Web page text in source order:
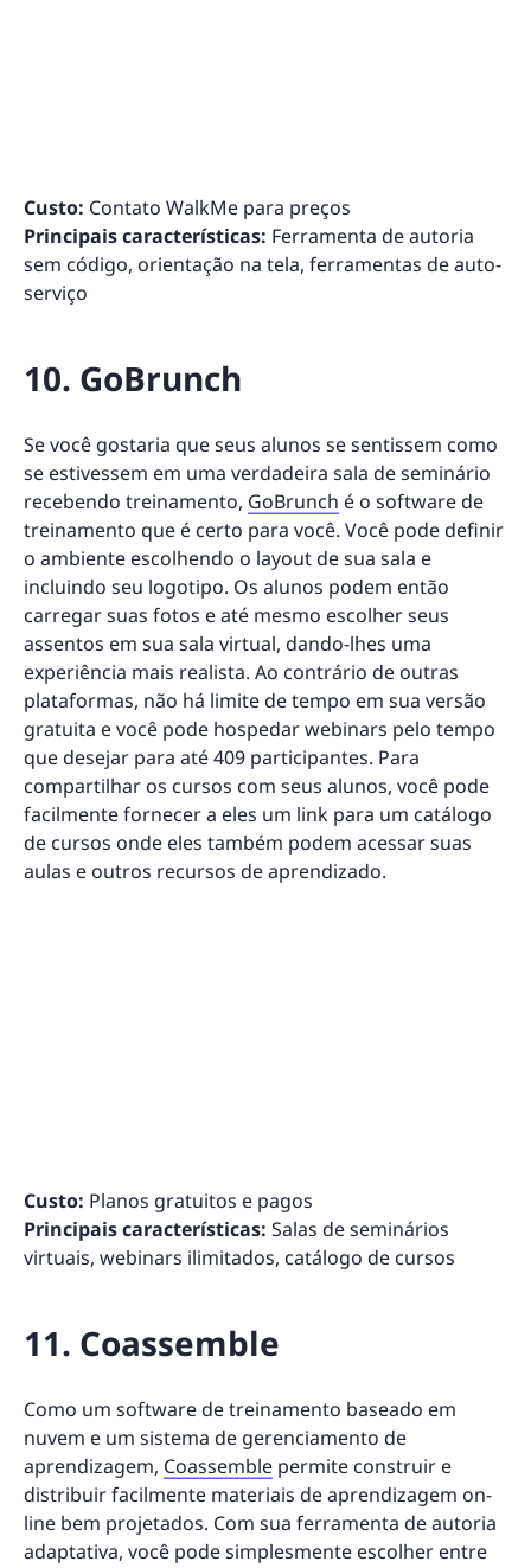
Custo: Contato WalkMe para preços
Principais características: Ferramenta de autoria
sem código, orientação na tela, ferramentas de auto-
serviço
10. GoBrunch
Se você gostaria que seus alunos se sentissem como
se estivessem em uma verdadeira sala de seminário
recebendo treinamento, GoBrunch é o software de
treinamento que é certo para você. Você pode definir
o ambiente escolhendo o layout de sua sala e
incluindo seu logotipo. Os alunos podem então
carregar suas fotos e até mesmo escolher seus
assentos em sua sala virtual, dando-lhes uma
experiência mais realista. Ao contrário de outras
plataformas, não há limite de tempo em sua versão
gratuita e você pode hospedar webinars pelo tempo
que desejar para até 409 participantes. Para
compartilhar os cursos com seus alunos, você pode
facilmente fornecer a eles um link para um catálogo
de cursos onde eles também podem acessar suas
aulas e outros recursos de aprendizado.
Custo: Planos gratuitos e pagos
Principais características: Salas de seminários
virtuais, webinars ilimitados, catálogo de cursos
11. Coassemble
Como um software de treinamento baseado em
nuvem e um sistema de gerenciamento de
aprendizagem, Coassemble permite construir e
distribuir facilmente materiais de aprendizagem on-
line bem projetados. Com sua ferramenta de autoria
adaptativa, você pode simplesmente escolher entre